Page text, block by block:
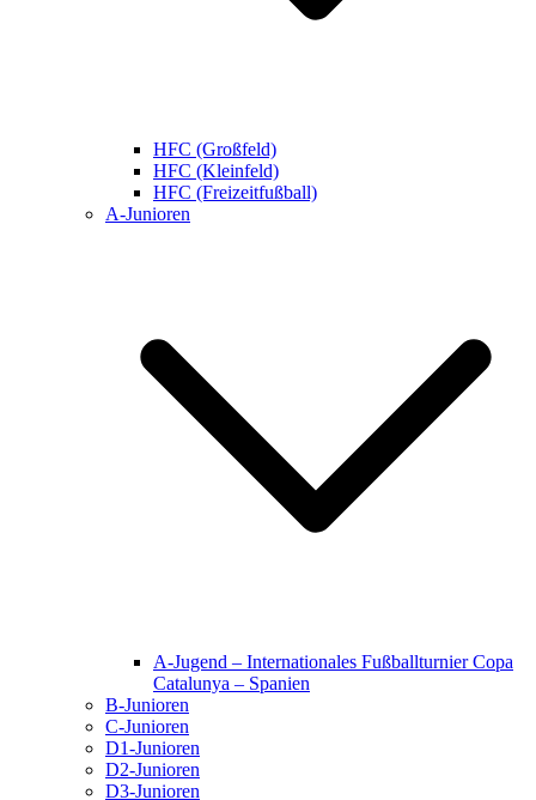
HFC (Großfeld)
HFC (Kleinfeld)
HFC (Freizeitfußball)
A-Junioren
A-Jugend – Internationales Fußballturnier Copa
Catalunya – Spanien
B-Junioren
C-Junioren
D1-Junioren
D2-Junioren
D3-Junioren